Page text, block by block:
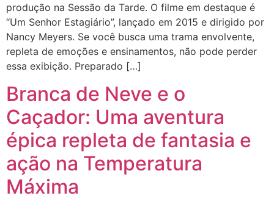
produção na Sessão da Tarde. O filme em destaque é
“Um Senhor Estagiário”, lançado em 2015 e dirigido por
Nancy Meyers. Se você busca uma trama envolvente,
repleta de emoções e ensinamentos, não pode perder
essa exibição. Preparado […]
Branca de Neve e o
Caçador: Uma aventura
épica repleta de fantasia e
ação na Temperatura
Máxima